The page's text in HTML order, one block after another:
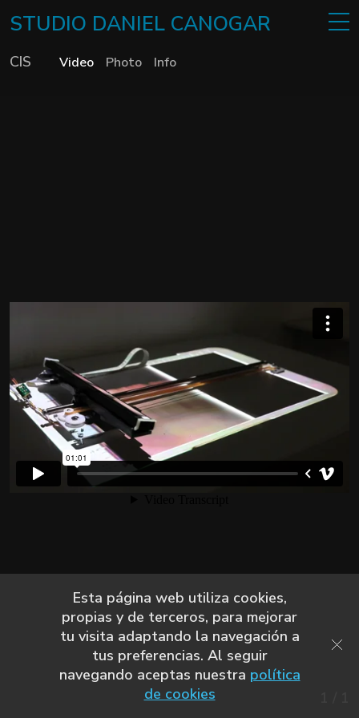
STUDIO DANIEL CANOGAR
CIS Video Photo Info
Esta página web utiliza cookies,
propias y de terceros, para mejorar
tu visita adaptando la navegación a
tus preferencias. Al seguir
navegando aceptas nuestra política
de cookies